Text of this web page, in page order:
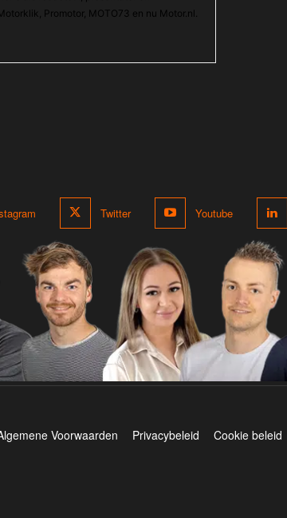
Promotor, MOTO73 en nu Motor.nl.
Twitter Youtube
Voorwaarden Privacybeleid Cookie beleid